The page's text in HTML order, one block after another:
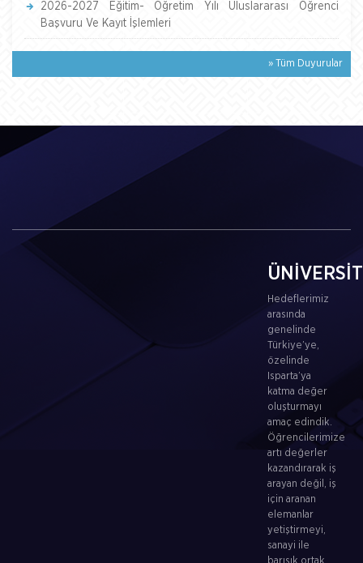
2026-2027 Eğitim- Öğretim Yılı Uluslararası Öğrenci
Başvuru Ve Kayıt İşlemleri
» Tüm Duyurular
Hedeflerimiz
arasında
genelinde
Türkiye’ye,
özelinde
Isparta’ya
katma değer
oluşturmayı
amaç edindik.
Öğrencilerimize
artı değerler
kazandırarak iş
arayan değil, iş
için aranan
elemanlar
yetiştirmeyi,
sanayi ile